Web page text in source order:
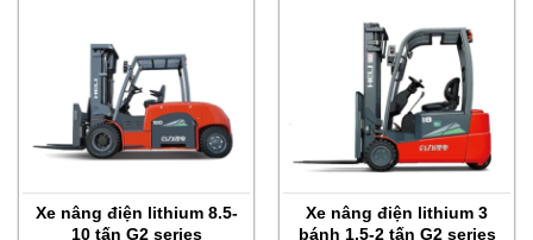
Xe nâng điện lithium 8.5-
10 tấn G2 series
Xe nâng điện lithium 3
bánh 1.5-2 tấn G2 series